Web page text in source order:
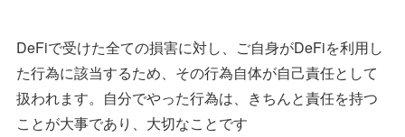
DeFiで受けた全ての損害に対し、ご自身がDeFiを利用し
た行為に該当するため、その行為自体が自己責任として
扱われます。自分でやった行為は、きちんと責任を持つ
ことが大事であり、大切なことです